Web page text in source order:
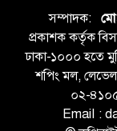
সম্পাদক:
প্রকাশক কর্তৃক
ঢাকা-১০০০ হতে
শপিং মল,
০২-
Email :